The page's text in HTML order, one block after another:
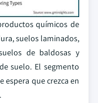
químicos de
suelos laminados,
de baldosas y
suelo. El segmento
espera que crezca en